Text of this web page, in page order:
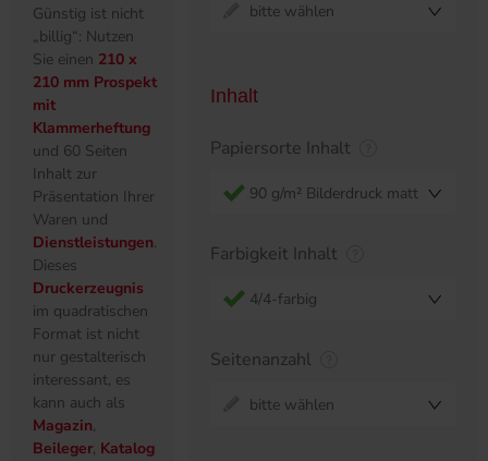
Günstig ist nicht
„billig“: Nutzen
Sie einen 210 x
210 mm Prospekt
mit
Klammerheftung
und 60 Seiten
Inhalt zur
Präsentation Ihrer
Waren und
Dienstleistungen.
Dieses
Druckerzeugnis
im quadratischen
Format ist nicht
nur gestalterisch
interessant, es
kann auch als
Magazin,
Beileger, Katalog
bitte wählen
Inhalt
Papiersorte Inhalt
90 g/m² Bilderdruck matt
Farbigkeit Inhalt
4/4-farbig
Seitenanzahl
bitte wählen